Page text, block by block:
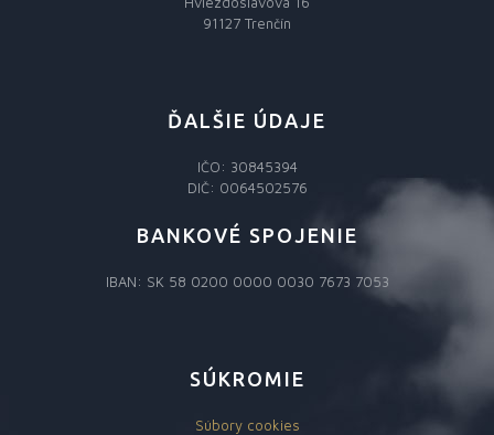
91127 Trenčín
ĎALŠIE ÚDAJE
IČO: 30845394
DIČ: 0064502576
BANKOVÉ SPOJENIE
IBAN: SK 58 0200 0000 0030 7673 7053
SÚKROMIE
Súbory cookies